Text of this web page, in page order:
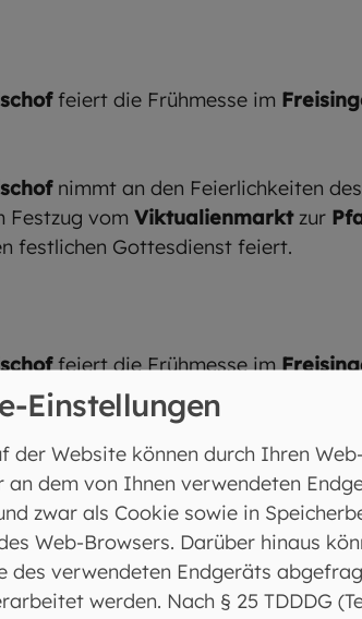
feiert die Frühmesse im
nimmt an den Feierlichkeiten
Festzug vom Viktualienmarktzur
festlichen Gottesdienst feiert.
feiert die Frühmesse im
Bischoffeiert die Frühmesse
Haßlberger feiert die beiden
Einstellungen
der Website können durch Ihren
an dem von Ihnen verwendeten
zwar als Cookie sowie in
Web-Browsers. Darüber hinaus
des verwendeten Endgeräts
werden. Nach § 25 TDDDG